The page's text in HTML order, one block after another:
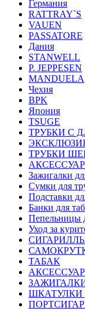
Германия
RATTRAY`S
VAUEN
PASSATORE
Дания
STANWELL
P. JEPPESEN
MANDUELA
Чехия
BPK
Япония
TSUGE
ТРУБКИ С
ТРУБКИ
Зажигалки
Сумки для
Подставки
Банки для
Пепельницы
Уход за
ТАБАК
ШКАТУЛКИ